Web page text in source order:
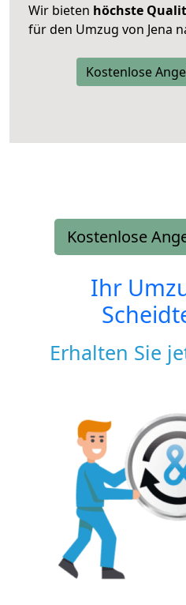
Wir bieten höchste
für den Umzug von Jena
Kostenlose
Kostenlose
Ihr
Erhalten Sie